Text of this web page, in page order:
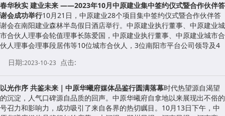
春华秋实 建业未来 ——2023年10月中原建业集中签约仪式暨合作伙伴答
谢会成功举行10月21日，中原建业28个项目集中签约仪式暨合作伙伴答
谢会在南阳建业森林半岛假日酒店举行。中原建业执行董事、中原建业城
市合伙人理事会轮值理事长陈爱国，中原建业执行董事、中原建业城市合
伙人理事会理事段居伟等10位城市合伙人，3位南阳市平台公司领导及4
日期:2023-10-23 点击:
以光作序 共鉴未来｜中原华曦府媒体品鉴行圆满落幕时代热望源自渴望
的沉淀，人气口碑源自品质的回声。中原华曦府自拿地以来展现出不俗的
号召力和影响力，成功吸引了来自各界的热切瞩目。10月13日下午，中